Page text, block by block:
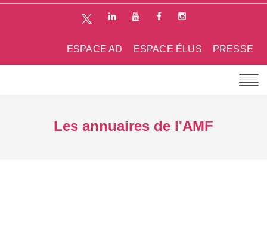
PRESSE
ESPACE ÉLUS
ESPACE AD
Les annuaires de l'AMF